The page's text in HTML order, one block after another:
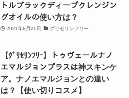
トルブラックディープクレンジン
グオイルの使い方は？
2021年8月21日 グリセリンフリー
【ｸﾞﾘｾﾘﾝﾌﾘｰ】トゥヴェールナノ
エマルジョンプラスは神スキンケ
ア。ナノエマルジョンとの違い
は？【使い切りコスメ】